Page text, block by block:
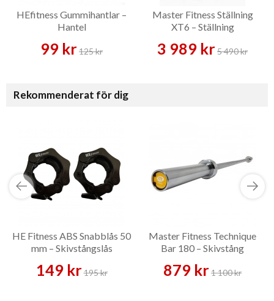
HEfitness Gummihantlar –
Hantel
99 kr125 kr
Master Fitness Ställning
XT6 – Ställning
3 989 kr5 490 kr
Rekommenderat för dig
HE Fitness ABS Snabblås 50
mm – Skivstångslås
149 kr195 kr
Master Fitness Technique
Bar 180 – Skivstång
879 kr1 100 kr